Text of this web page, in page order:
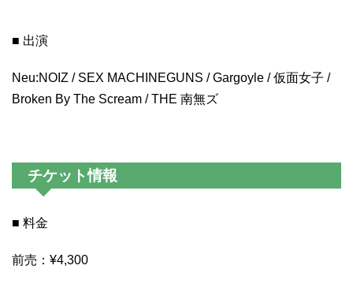
■ 出演
Neu:NOIZ / SEX MACHINEGUNS / Gargoyle / 仮面女子 /
Broken By The Scream / THE 南無ズ
チケット情報
■ 料金
前売：¥4,300